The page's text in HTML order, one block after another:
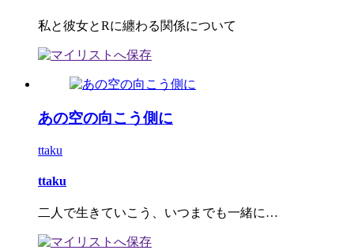
私と彼女とRに纏わる関係について
あの空の向こう側に
ttaku
ttaku
二人で生きていこう、いつまでも一緒に…